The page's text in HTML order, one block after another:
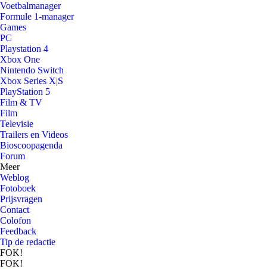
Voetbalmanager
Formule 1-manager
Games
PC
Playstation 4
Xbox One
Nintendo Switch
Xbox Series X|S
PlayStation 5
Film & TV
Film
Televisie
Trailers en Videos
Bioscoopagenda
Forum
Meer
Weblog
Fotoboek
Prijsvragen
Contact
Colofon
Feedback
Tip de redactie
FOK!
FOK!